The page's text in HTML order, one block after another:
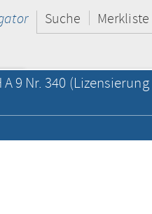
Suche Merkliste
9 Nr. 340